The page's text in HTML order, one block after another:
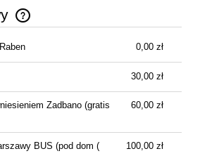
kosztów płatności
0,00 zł
30,00 zł
Zadbano(gratis
60,00 zł
BUS (pod dom (
100,00 zł